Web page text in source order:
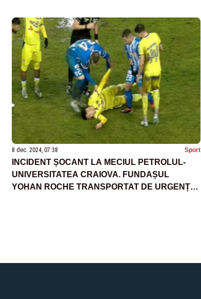
8 dec. 2024, 07:38 Sport
INCIDENT ȘOCANT LA MECIUL PETROLUL-
UNIVERSITATEA CRAIOVA. FUNDAȘUL
YOHAN ROCHE TRANSPORTAT DE URGENȚĂ